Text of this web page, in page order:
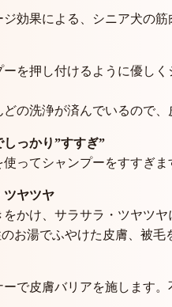
効果による、シニア犬の
を押し付けるように優し
の洗浄が済んでいるので
っかり”すすぎ”
ってシャンプーをすすぎ
ヤツヤ
かけ、サラサラ・ツヤツ
お湯でふやけた皮膚、被
で皮膚バリアを施します